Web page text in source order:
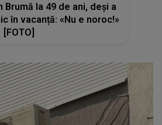
Brumă la 49 de ani, deși a
în vacanță: «Nu e noroc!»
[FOTO]